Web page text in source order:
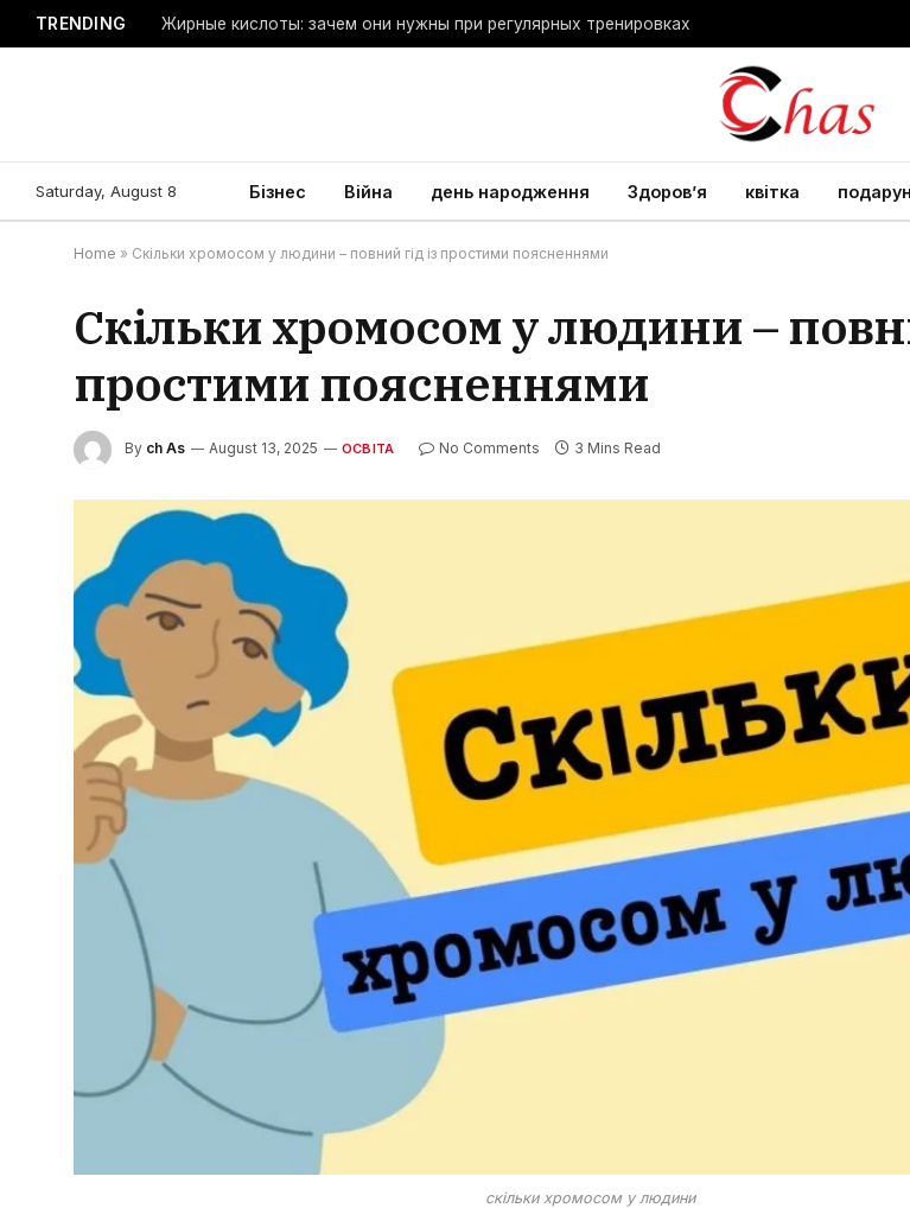
TRENDING Жирные кислоты: зачем они нужны при регулярных тренировках
Saturday, August 8 Бізнес Війна день народження Здоров’я квітка
Home » Скільки хромосом у людини – повний гід із простими поясненнями
Скільки хромосом у людини –
простими поясненнями
By ch As August 13, 2025 ОСВІТА No Comments 3 Mins Read
скільки хромосом у людини